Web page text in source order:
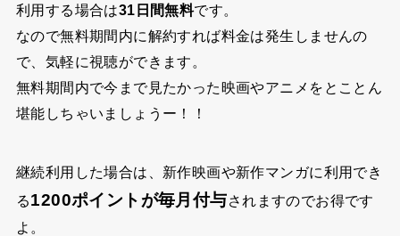
利用する場合は31日間無料です。
なので無料期間内に解約すれば料金は発生しませんの
で、気軽に視聴ができます。
無料期間内で今まで見たかった映画やアニメをとことん
堪能しちゃいましょうー！！
継続利用した場合は、新作映画や新作マンガに利用でき
る1200ポイントが毎月付与されますのでお得です
よ。